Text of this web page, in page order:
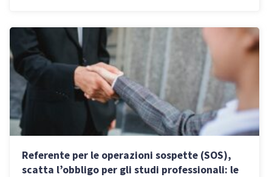
Referente per le operazioni sospette (SOS),
scatta l’obbligo per gli studi professionali: le